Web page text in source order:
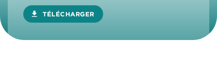
download TÉLÉCHARGER